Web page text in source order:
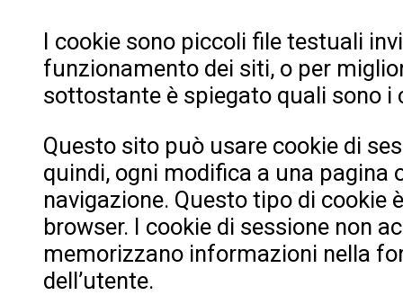
I cookie sono piccoli file testuali
funzionamento dei siti, o per
sottostante è spiegato quali sono
Questo sito può usare cookie di
quindi, ogni modifica a una pagina
navigazione. Questo tipo di
browser. I cookie di sessione non
memorizzano informazioni nella
dell’utente.